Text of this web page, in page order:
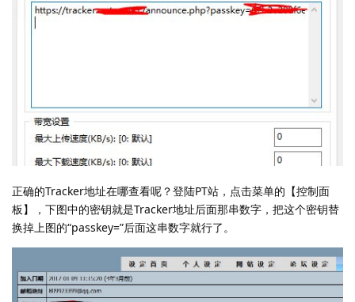
正确的Tracker地址在哪查看呢？登陆PT站，点击菜单的【控制面
板】，下图中的密钥就是Tracker地址后面那串数字，把这个密钥替
换掉上图的“passkey=”后面这串数字就行了。